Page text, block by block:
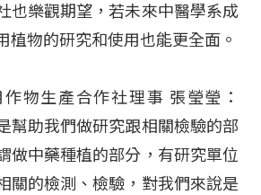
也樂觀期望，若未來中醫學系成
植物的研究和使用也能更全面。
物生產合作社理事 張瑩瑩：
幫助我們做研究跟相關檢驗的部
做中藥種植的部分，有研究單位
關的檢測、檢驗，對我們來說是